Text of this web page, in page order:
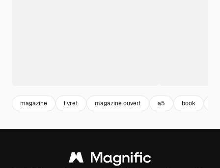
magazine livret magazine ouvert a5 book